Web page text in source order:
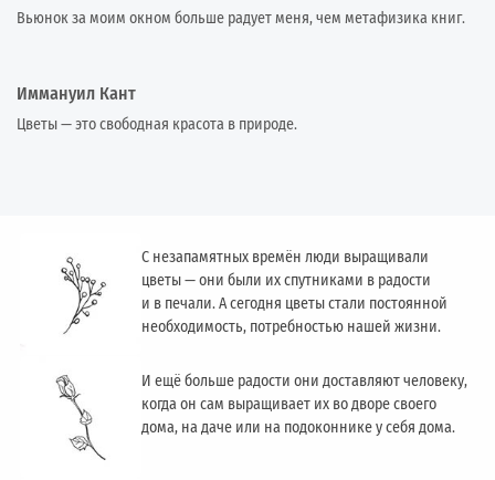
Вьюнок за моим окном больше радует меня, чем метафизика книг.
Иммануил Кант
Цветы — это свободная красота в природе.
С незапамятных времён люди выращивали
цветы — они были их спутниками в радости
и в печали. А сегодня цветы стали постоянной
необходимость, потребностью нашей жизни.
И ещё больше радости они доставляют человеку,
когда он сам выращивает их во дворе своего
дома, на даче или на подоконнике у себя дома.